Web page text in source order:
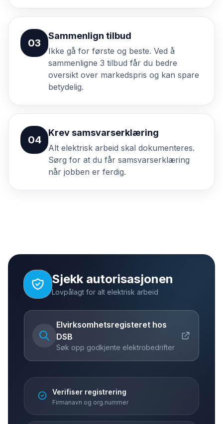
03
Sammenlign tilbud
Ikke gå for første og beste. Ved å
sammenligne 3 tilbud får du bedre
oversikt over markedspris og kan spare
betydelig.
04
Krev samsvarserklæring
Alt elektrisk arbeid skal dokumenteres.
Sørg for at du får samsvarserklæring
når jobben er ferdig.
Sjekk autorisasjonen
Lovpålagt for alt elektrisk arbeid
Elvirksomhetsregisteret hos
DSB
Søk opp godkjente elektrobedrifter
Verifiser registrering
Firmanavn og org.nummer